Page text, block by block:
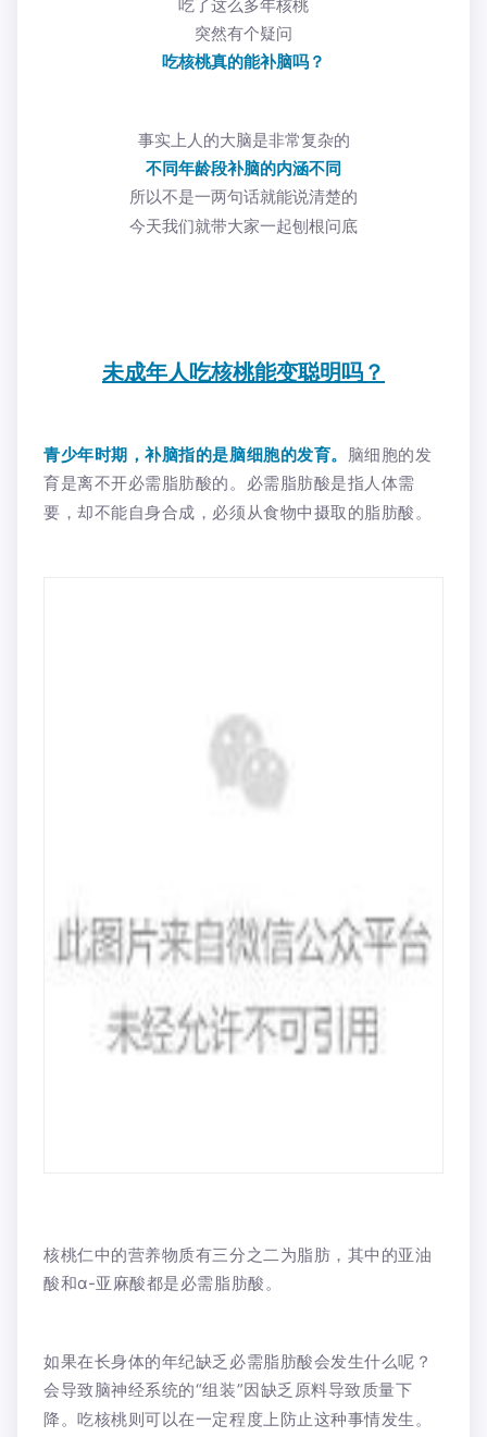
吃了这么多年核桃
突然有个疑问
吃核桃真的能补脑吗？
事实上人的大脑是非常复杂的
不同年龄段补脑的内涵不同
所以不是一两句话就能说清楚的
今天我们就带大家一起刨根问底
未成年人吃核桃能变聪明吗？
青少年时期，补脑指的是脑细胞的发育。 脑细胞的发
育是离不开必需脂肪酸的。必需脂肪酸是指人体需
要，却不能自身合成，必须从食物中摄取的脂肪酸。
核桃仁中的营养物质有三分之二为脂肪，其中的亚油
酸和α-亚麻酸都是必需脂肪酸。
如果在长身体的年纪缺乏必需脂肪酸会发生什么呢？
会导致脑神经系统的“组装”因缺乏原料导致质量下
降。吃核桃则可以在一定程度上防止这种事情发生。